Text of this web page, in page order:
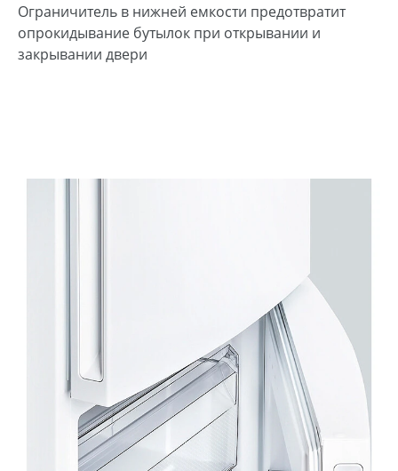
Ограничитель в нижней емкости предотвратит
опрокидывание бутылок при открывании и
закрывании двери